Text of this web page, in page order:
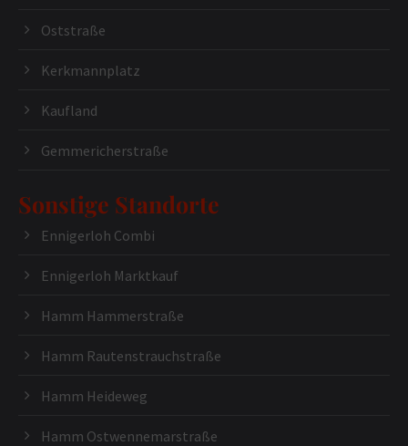
Oststraße
Kerkmannplatz
Kaufland
Gemmericherstraße
Sonstige Standorte
Ennigerloh Combi
Ennigerloh Marktkauf
Hamm Hammerstraße
Hamm Rautenstrauchstraße
Hamm Heideweg
Hamm Ostwennemarstraße